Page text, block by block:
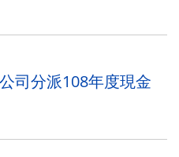
司分派108年度現金